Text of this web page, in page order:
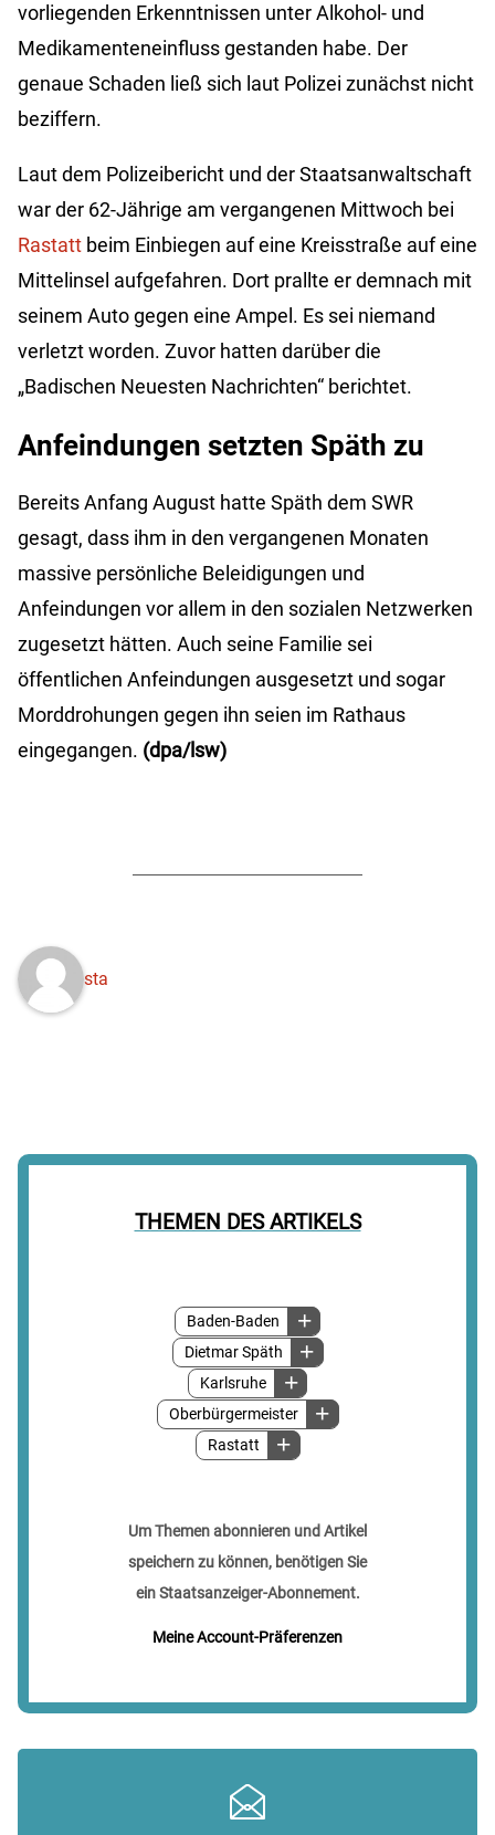
THEMEN DES ARTIKELS
Baden-Baden
Dietmar Späth
Karlsruhe
Oberbürgermeister
Rastatt
Um Themen abonnieren und Artikel
speichern zu können, benötigen Sie
ein Staatsanzeiger-Abonnement.
Meine Account-Präferenzen
vorliegenden Erkenntnissen unter Alkohol- und
Medikamenteneinfluss gestanden habe. Der
genaue Schaden ließ sich laut Polizei zunächst nicht
beziffern.
Laut dem Polizeibericht und der Staatsanwaltschaft
war der 62-Jährige am vergangenen Mittwoch bei
Rastatt beim Einbiegen auf eine Kreisstraße auf eine
Mittelinsel aufgefahren. Dort prallte er demnach mit
seinem Auto gegen eine Ampel. Es sei niemand
verletzt worden. Zuvor hatten darüber die
„Badischen Neuesten Nachrichten“ berichtet.
Anfeindungen setzten Späth zu
Bereits Anfang August hatte Späth dem SWR
gesagt, dass ihm in den vergangenen Monaten
massive persönliche Beleidigungen und
Anfeindungen vor allem in den sozialen Netzwerken
zugesetzt hätten. Auch seine Familie sei
öffentlichen Anfeindungen ausgesetzt und sogar
Morddrohungen gegen ihn seien im Rathaus
eingegangen. (dpa/lsw)
sta